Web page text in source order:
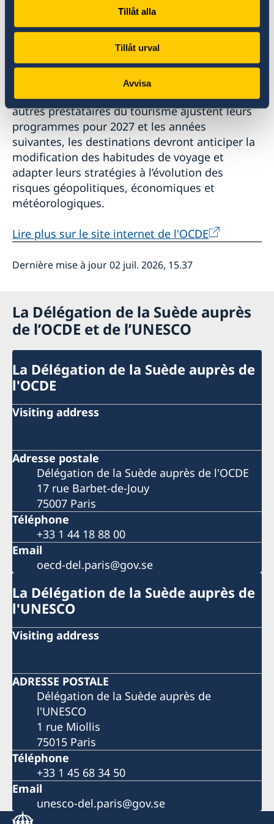
Tillåt alla
Tillåt urval
Avvisa
l’accessibilité financière et les annulations
possibles peuvent peser sur les décisions de
voyage et inciter les voyageurs à privilégier des
destinations plus courantes et plus accessibles
financièrement, des séjours plus courts et des
offres moins chères. Alors que les compagnies
aériennes, les organisateurs de voyages et
autres prestataires du tourisme ajustent leurs
programmes pour 2027 et les années
suivantes, les destinations devront anticiper la
modification des habitudes de voyage et
adapter leurs stratégies à l’évolution des
risques géopolitiques, économiques et
météorologiques.
Lire plus sur le site internet de l'OCDE
Dernière mise à jour 02 juil. 2026, 15.37
La Délégation de la Suède auprès
de l’OCDE et de l’UNESCO
La Délégation de la Suède auprès de
l'OCDE
Visiting address
Adresse postale
Délégation de la Suède auprès de l'OCDE
17 rue Barbet-de-Jouy
75007 Paris
Téléphone
+33 1 44 18 88 00
Email
oecd-del.paris@gov.se
La Délégation de la Suède auprès de
l'UNESCO
Visiting address
ADRESSE POSTALE
Délégation de la Suède auprès de
l'UNESCO
1 rue Miollis
75015 Paris
Téléphone
+33 1 45 68 34 50
Email
unesco-del.paris@gov.se